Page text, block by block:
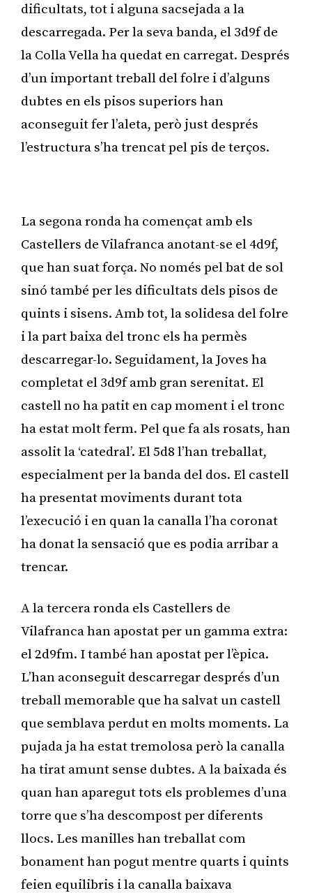
dificultats, tot i alguna sacsejada a la
descarregada. Per la seva banda, el 3d9f de
la Colla Vella ha quedat en carregat. Després
d’un important treball del folre i d’alguns
dubtes en els pisos superiors han
aconseguit fer l’aleta, però just després
l’estructura s’ha trencat pel pis de terços.
La segona ronda ha començat amb els
Castellers de Vilafranca anotant-se el 4d9f,
que han suat força. No només pel bat de sol
sinó també per les dificultats dels pisos de
quints i sisens. Amb tot, la solidesa del folre
i la part baixa del tronc els ha permès
descarregar-lo. Seguidament, la Joves ha
completat el 3d9f amb gran serenitat. El
castell no ha patit en cap moment i el tronc
ha estat molt ferm. Pel que fa als rosats, han
assolit la ‘catedral’. El 5d8 l’han treballat,
especialment per la banda del dos. El castell
ha presentat moviments durant tota
l’execució i en quan la canalla l’ha coronat
ha donat la sensació que es podia arribar a
trencar.
A la tercera ronda els Castellers de
Vilafranca han apostat per un gamma extra:
el 2d9fm. I també han apostat per l’èpica.
L’han aconseguit descarregar després d’un
treball memorable que ha salvat un castell
que semblava perdut en molts moments. La
pujada ja ha estat tremolosa però la canalla
ha tirat amunt sense dubtes. A la baixada és
quan han aparegut tots els problemes d’una
torre que s’ha descompost per diferents
llocs. Les manilles han treballat com
bonament han pogut mentre quarts i quints
feien equilibris i la canalla baixava